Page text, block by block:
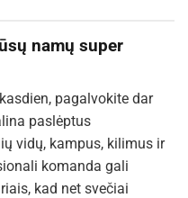
namų super
pagalvokite dar
paslėptus
vidų, kampus, kilimus ir
komanda gali
kad net svečiai